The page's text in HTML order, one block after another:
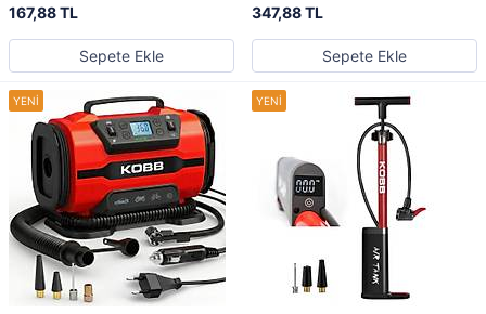
167,88 TL
Sepete Ekle
347,88 TL
Sepete Ekle